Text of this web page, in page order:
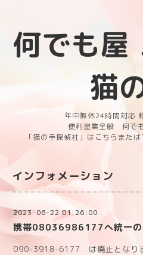
何でも屋
猫
年中無休24時間対応
便利屋業全般 何で
「猫の手探偵社」はこちらまた
インフォメーション
2023-06-22 01:26:00
携帯08036986177へ統一の
090-3918-6177 は廃止となり